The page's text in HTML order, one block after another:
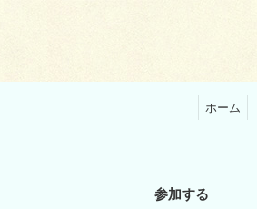
ホーム
参加する